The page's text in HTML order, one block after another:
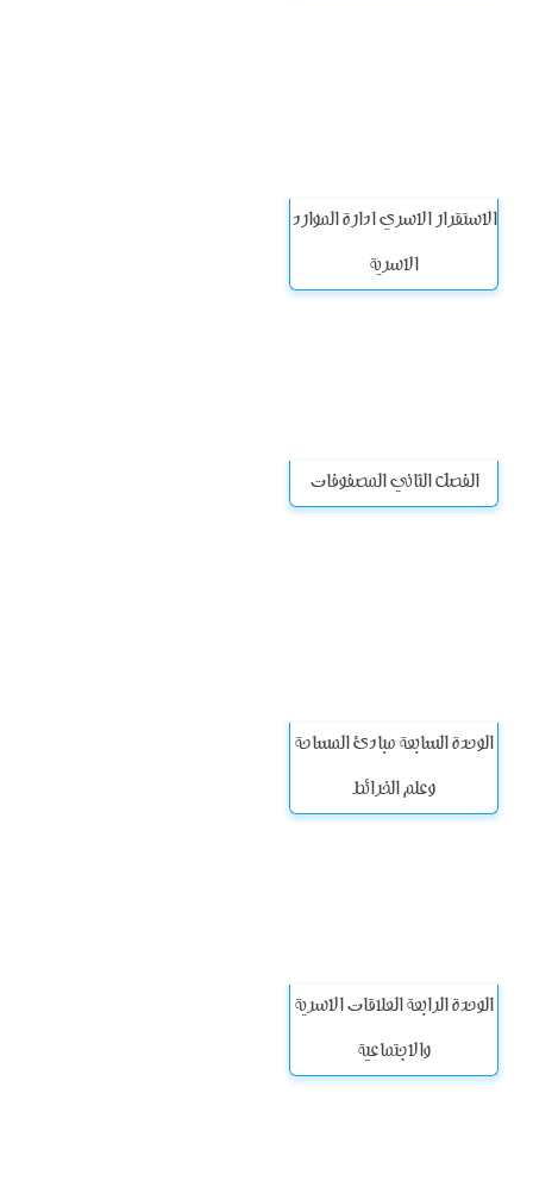
الاستقرار الاسري ادارة الموارد
الاسرية
الفصل الثاني المصفوفات
الوحدة السابعة مبادئ المساحة
وعلم الخرائط
الوحدة الرابعة العلاقات الاسرية
والاجتماعية